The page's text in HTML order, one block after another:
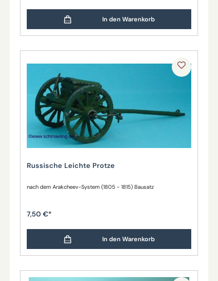
In den Warenkorb
Russische Leichte Protze
nach dem Arakcheev-System (1805 - 1815) Bausatz
7,50 €*
In den Warenkorb